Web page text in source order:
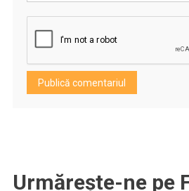
Urmărește-ne pe